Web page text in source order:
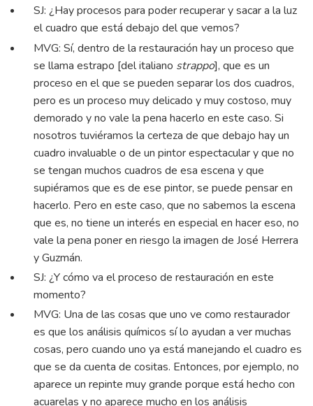
SJ: ¿Hay procesos para poder recuperar y sacar a la luz
el cuadro que está debajo del que vemos?
MVG: Sí, dentro de la restauración hay un proceso que
se llama estrapo [del italiano strappo], que es un
proceso en el que se pueden separar los dos cuadros,
pero es un proceso muy delicado y muy costoso, muy
demorado y no vale la pena hacerlo en este caso. Si
nosotros tuviéramos la certeza de que debajo hay un
cuadro invaluable o de un pintor espectacular y que no
se tengan muchos cuadros de esa escena y que
supiéramos que es de ese pintor, se puede pensar en
hacerlo. Pero en este caso, que no sabemos la escena
que es, no tiene un interés en especial en hacer eso, no
vale la pena poner en riesgo la imagen de José Herrera
y Guzmán.
SJ: ¿Y cómo va el proceso de restauración en este
momento?
MVG: Una de las cosas que uno ve como restaurador
es que los análisis químicos sí lo ayudan a ver muchas
cosas, pero cuando uno ya está manejando el cuadro es
que se da cuenta de cositas. Entonces, por ejemplo, no
aparece un repinte muy grande porque está hecho con
acuarelas y no aparece mucho en los análisis